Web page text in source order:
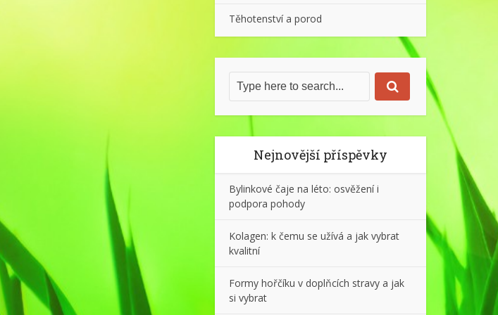
Těhotenství a porod
Nejnovější příspěvky
Bylinkové čaje na léto: osvěžení i
podpora pohody
Kolagen: k čemu se užívá a jak vybrat
kvalitní
Formy hořčíku v doplňcích stravy a jak
si vybrat